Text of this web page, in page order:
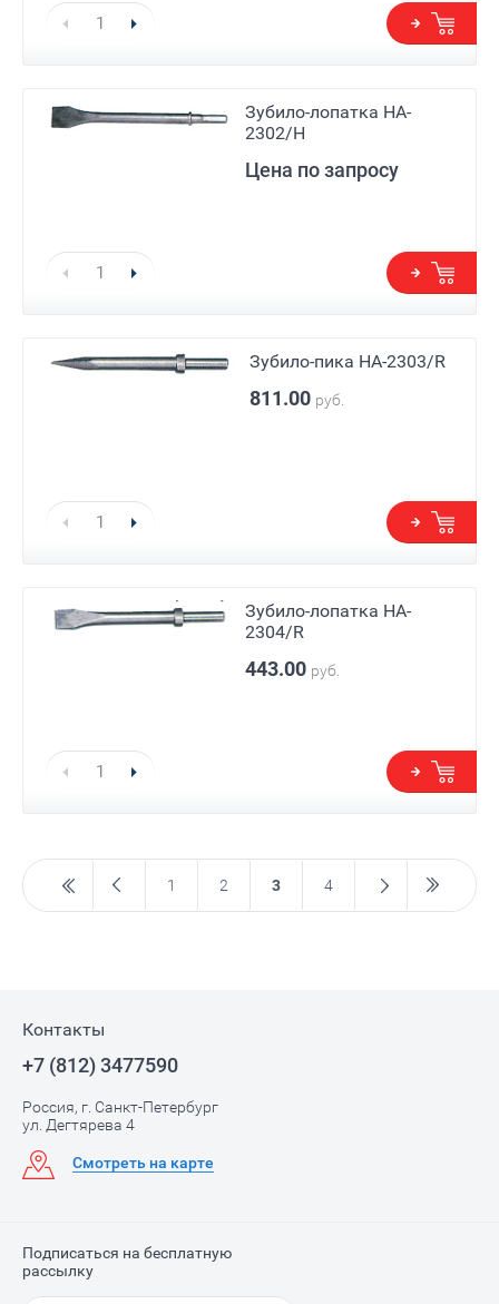
Зубило-лопатка HA-
2302/H
Цена по запросу
Зубило-пика HA-2303/R
811.00 руб.
Зубило-лопатка HA-
2304/R
443.00 руб.
1 2 3 4
Контакты
+7 (812) 3477590
Россия, г. Санкт-Петербург
ул. Дегтярева 4
Смотреть на карте
Подписаться на бесплатную
рассылку